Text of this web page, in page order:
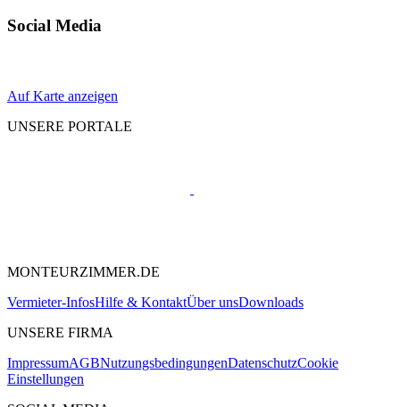
Social Media
Auf Karte anzeigen
UNSERE PORTALE
MONTEURZIMMER.DE
Vermieter-InfosHilfe & KontaktÜber unsDownloads
UNSERE FIRMA
ImpressumAGBNutzungsbedingungenDatenschutzCookie
Einstellungen